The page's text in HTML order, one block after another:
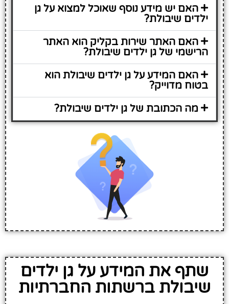
האם יש מידע נוסף שאוכל למצוא על גן
ילדים שיבולת?
האם האתר שירות בקליק הוא האתר
הרישמי של גן ילדים שיבולת?
האם המידע על גן ילדים שיבולת הוא
בטוח מדוייק?
מה הכתובת של גן ילדים שיבולת?
שתף את המידע על גן ילדים
שיבולת ברשתות החברתיות